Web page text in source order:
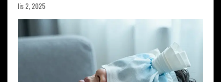
lis 2, 2025